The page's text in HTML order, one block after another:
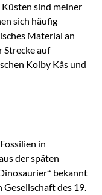
sind meiner
sich häufig
Material an
Strecke auf
Kolby Kås und
in
der späten
bekannt
des 19.